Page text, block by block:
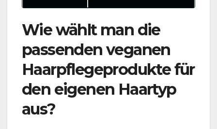
Wie wählt man die
passenden veganen
Haarpflegeprodukte für
den eigenen Haartyp
aus?